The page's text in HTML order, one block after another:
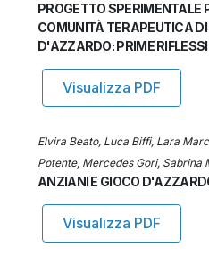
PROGETTO SPERIMENTALE
COMUNITÀ TERAPEUTICA
D'AZZARDO: PRIME
Visualizza PDF
Elvira Beato, Luca Biffi, Lara
Potente, Mercedes Gori, Sabrina
ANZIANI E GIOCO
Visualizza PDF